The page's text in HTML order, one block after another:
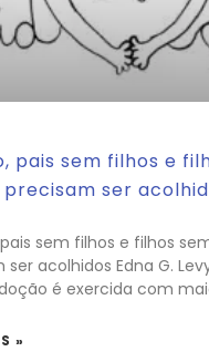
pais sem filhos e
ser
sem filhos e filhos
acolhidos Edna G.
é exercida com
»